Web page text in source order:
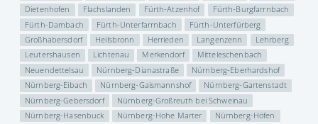
Dietenhofen
Flachslanden Fürth-Atzenhof
Fürth-Burgfarrnbach
Fürth-Dambach
Fürth-Unterfarrnbach
Fürth-Unterfürberg
Großhabersdorf
Heilsbronn Herrieden Langenzenn
Lehrberg
Leutershausen
Lichtenau Merkendorf
Mitteleschenbach
Neuendettelsau
Nürnberg-Dianastraße
Nürnberg-Eberhardshof
Nürnberg-Eibach
Nürnberg-Gaismannshof
Nürnberg-Gartenstadt
Nürnberg-Gebersdorf
Nürnberg-Großreuth bei Schweinau
Nürnberg-Hasenbuck
Nürnberg-Hohe Marter
Nürnberg-Höfen